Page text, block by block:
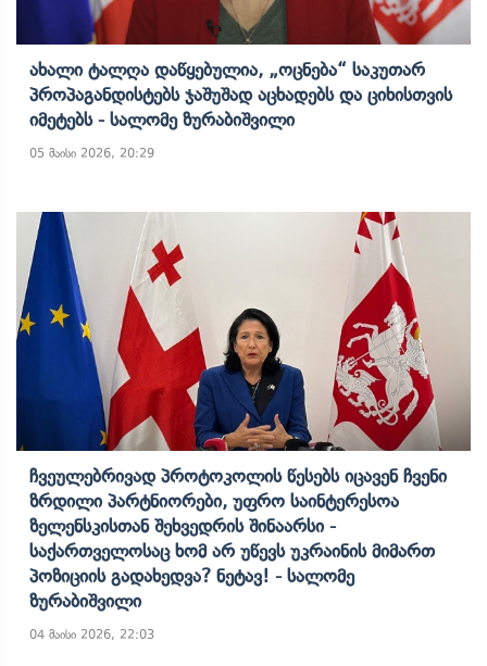
Ახალი Ტალღა Დაწყებულია, „ოცნება“ Საკუთარ
Პროპაგანდისტებს Ჯაშუშად Აცხადებს Და Ციხისთვის
Იმეტებს - Სალომე Ზურაბიშვილი
05 მაისი 2026, 20:29
Ჩვეულებრივად Პროტოკოლის Წესებს Იცავენ Ჩვენი
Ზრდილი Პარტნიორები, Უფრო Საინტერესოა
Ზელენსკისთან Შეხვედრის Შინაარსი -
Საქართველოსაც Ხომ Არ Უწევს Უკრაინის Მიმართ
Პოზიციის Გადახედვა? Ნეტავ! - Სალომე
Ზურაბიშვილი
04 მაისი 2026, 22:03